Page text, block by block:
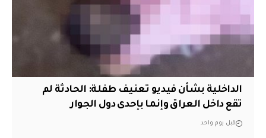
الداخلية بشأن فيديو تعنيف طفلة: الحادثة لم
تقع داخل العراق وإنما بإحدى دول الجوار
قبل يوم واحد